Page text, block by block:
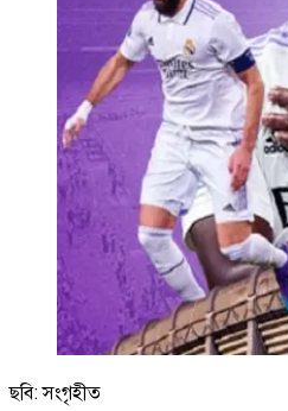
ছবি: সংগৃহীত